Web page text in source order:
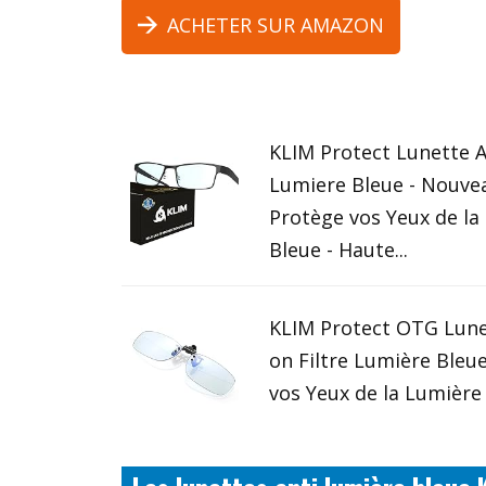
ACHETER SUR AMAZON
KLIM Protect Lunette
Lumiere Bleue -
Protège vos Yeux de
Bleue - Haute...
KLIM Protect OTG
on Filtre Lumière
vos Yeux de la Lumière